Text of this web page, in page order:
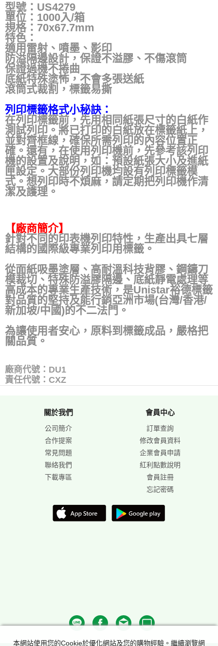
型號：US4279
單位：1000入/箱
規格：70x67.7mm
特色：
適用雷射、噴墨、影印
防溢隔邊設計，保證不溢膠、不傷滾筒
保證過機不捲曲
底紙特殊塗怖，不會多張送紙
滾筒式裁割，標籤易撕
列印標籤格式小秘訣：
在列印標籤前，先用相同紙張尺寸的白紙作
測試列印。將已打印的白紙放在標籤紙上，
並對齊框線，確保所需列印的內容位置正
確。還有，在使用列印機前，先參考該列印
機的設置及說明，如：預設紙張大小及進紙
匣設定。大部份列印機均設有列印標籤模
式。想列印時不煩麻，請定期把列印機作清
潔及護理。
【廠商簡介】
針對不同的印表機列印特性，生產出具七層
結構的國際級專業列印用標籤。
從面紙吸墨塗層、高耐溫科技背膠、鋼鑄刀
模裁切、特殊防溢膠隔邊、底紙靜電處理等
高成本的專業生產技術，是Unistar裕德標籤
對品質的堅持及能行銷亞洲市場(台灣/香港/
新加坡/中國)的不二法門。
為讓使用者安心，原料到標籤成品，嚴格把
關品質。
廠商代號：DU1
責任代號：CXZ
關於我們
公司簡介
合作提案
常見問題
聯絡我們
下載專區
會員中心
訂單查詢
修改會員資料
企業會員申請
紅利點數說明
會員註冊
忘記密碼
本網站使用您的Cookie於優化網站及您的購物經驗。繼續瀏覽網